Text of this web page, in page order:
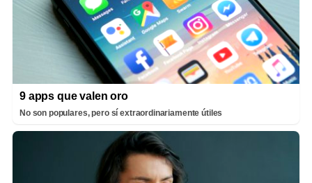
9 apps que valen oro
No son populares, pero sí extraordinariamente útiles